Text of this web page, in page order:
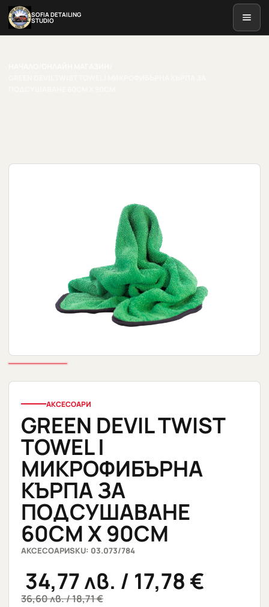
SOFIA DETAILING
STUDIO
АКСЕСОАРИ
GREEN DEVIL TWIST
TOWEL |
МИКРОФИБЪРНА
КЪРПА ЗА
ПОДСУШАВАНЕ
60CM X 90CM
АКСЕСОАРИSKU: 03.073/784
36,60лв./ 18,71 €
34,77лв. / 17,78 €